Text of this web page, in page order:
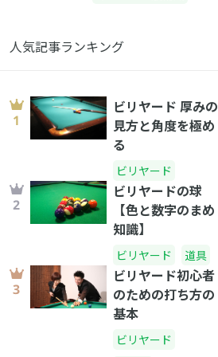
人気記事ランキング
ビリヤード 厚みの
見方と角度を極め
る
ビリヤード
ビリヤードの球
【色と数字のまめ
知識】
ビリヤード 道具
ビリヤード初心者
のための打ち方の
基本
ビリヤード